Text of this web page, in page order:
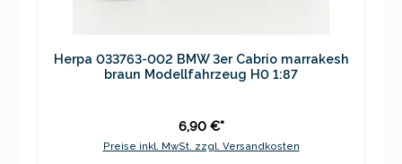
Herpa 033763-002 BMW 3er Cabrio marrakesh
braun Modellfahrzeug H0 1:87
6,90 €*
Preise inkl. MwSt. zzgl. Versandkosten